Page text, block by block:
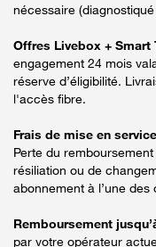
nécessaire
Offres Livebox + Smart
engagement 24 mois
réserve d’éligibilité.
l'accès fibre.
Frais de mise en
Perte du
résiliation ou de
abonnement à l’une des
Remboursement
par votre opérateur